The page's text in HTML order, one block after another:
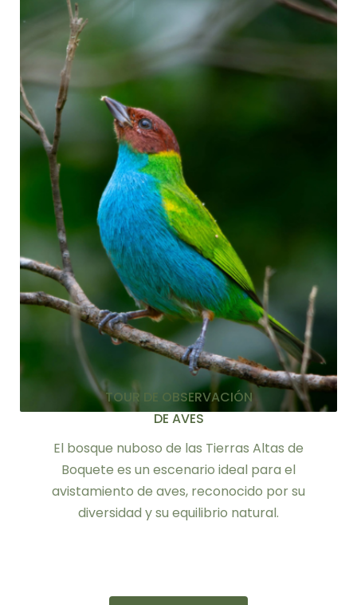
TOUR DE OBSERVACIÓN
DE AVES
El bosque nuboso de las Tierras Altas de
Boquete es un escenario ideal para el
avistamiento de aves, reconocido por su
diversidad y su equilibrio natural.